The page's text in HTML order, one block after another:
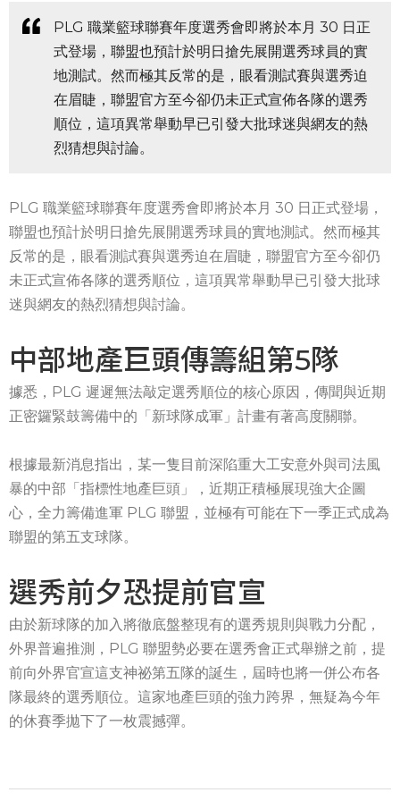
PLG 職業籃球聯賽年度選秀會即將於本月 30 日正
式登場，聯盟也預計於明日搶先展開選秀球員的實
地測試。然而極其反常的是，眼看測試賽與選秀迫
在眉睫，聯盟官方至今卻仍未正式宣佈各隊的選秀
順位，這項異常舉動早已引發大批球迷與網友的熱
烈猜想與討論。
PLG 職業籃球聯賽年度選秀會即將於本月 30 日正式登場，
聯盟也預計於明日搶先展開選秀球員的實地測試。然而極其
反常的是，眼看測試賽與選秀迫在眉睫，聯盟官方至今卻仍
未正式宣佈各隊的選秀順位，這項異常舉動早已引發大批球
迷與網友的熱烈猜想與討論。
中部地產巨頭傳籌組第5隊
據悉，PLG 遲遲無法敲定選秀順位的核心原因，傳聞與近期
正密鑼緊鼓籌備中的「新球隊成軍」計畫有著高度關聯。
根據最新消息指出，某一隻目前深陷重大工安意外與司法風
暴的中部「指標性地產巨頭」，近期正積極展現強大企圖
心，全力籌備進軍 PLG 聯盟，並極有可能在下一季正式成為
聯盟的第五支球隊。
選秀前夕恐提前官宣
由於新球隊的加入將徹底盤整現有的選秀規則與戰力分配，
外界普遍推測，PLG 聯盟勢必要在選秀會正式舉辦之前，提
前向外界官宣這支神祕第五隊的誕生，屆時也將一併公布各
隊最終的選秀順位。這家地產巨頭的強力跨界，無疑為今年
的休賽季拋下了一枚震撼彈。